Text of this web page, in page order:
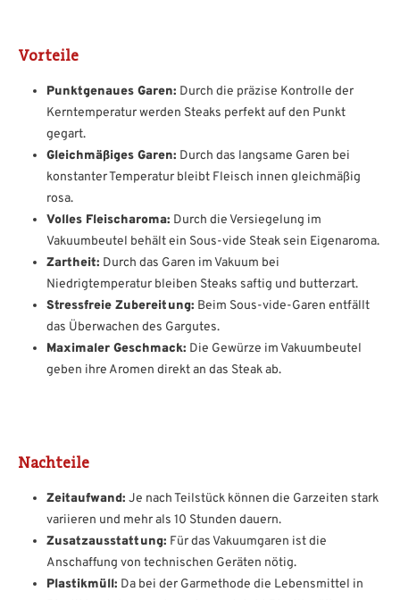
Vorteile
Punktgenaues Garen: Durch die präzise Kontrolle der
Kerntemperatur werden Steaks perfekt auf den Punkt
gegart.
Gleichmäßiges Garen: Durch das langsame Garen bei
konstanter Temperatur bleibt Fleisch innen gleichmäßig
rosa.
Volles Fleischaroma: Durch die Versiegelung im
Vakuumbeutel behält ein Sous-vide Steak sein Eigenaroma.
Zartheit: Durch das Garen im Vakuum bei
Niedrigtemperatur bleiben Steaks saftig und butterzart.
Stressfreie Zubereitung: Beim Sous-vide-Garen entfällt
das Überwachen des Gargutes.
Maximaler Geschmack: Die Gewürze im Vakuumbeutel
geben ihre Aromen direkt an das Steak ab.
Nachteile
Zeitaufwand: Je nach Teilstück können die Garzeiten stark
variieren und mehr als 10 Stunden dauern.
Zusatzausstattung: Für das Vakuumgaren ist die
Anschaffung von technischen Geräten nötig.
Plastikmüll: Da bei der Garmethode die Lebensmittel in